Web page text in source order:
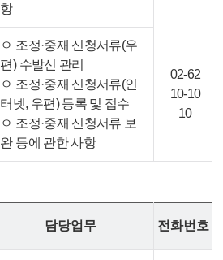
항
ㅇ 조정·중재 신청서류(우
편) 수발신 관리
ㅇ 조정·중재 신청서류(인
터넷, 우편) 등록 및 접수
ㅇ 조정·중재 신청서류 보
완 등에 관한 사항
02-62
10-10
10
담당업무 전화번호